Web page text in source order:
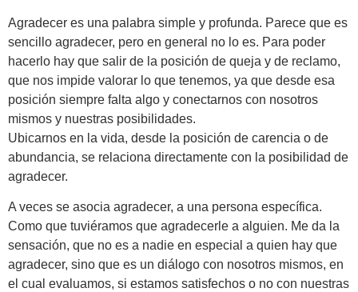
Agradecer es una palabra simple y profunda. Parece que es
sencillo agradecer, pero en general no lo es. Para poder
hacerlo hay que salir de la posición de queja y de reclamo,
que nos impide valorar lo que tenemos, ya que desde esa
posición siempre falta algo y conectarnos con nosotros
mismos y nuestras posibilidades.
Ubicarnos en la vida, desde la posición de carencia o de
abundancia, se relaciona directamente con la posibilidad de
agradecer.
A veces se asocia agradecer, a una persona específica.
Como que tuviéramos que agradecerle a alguien. Me da la
sensación, que no es a nadie en especial a quien hay que
agradecer, sino que es un diálogo con nosotros mismos, en
el cual evaluamos, si estamos satisfechos o no con nuestras